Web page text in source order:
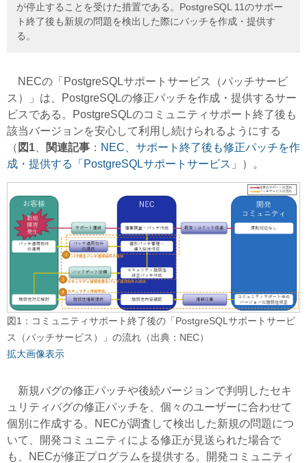
が停止することを受けた措置である。PostgreSQL 11のサポー
ト終了後も新規の問題を検出した際にパッチを作成・提供す
る。
NECの「PostgreSQLサポートサービス（パッチサービ
ス）」は、PostgreSQLの修正パッチを作成・提供するサー
ビスである。PostgreSQLのコミュニティサポート終了後も
該当バージョンを安心して利用し続けられるようにする
（ 図1 関連記事 ： NEC、サポート終了後も修正パッチを作
成・提供する「PostgreSQLサポートサービス」
）。
図1：コミュニティサポート終了後の「PostgreSQLサポートサービ
ス（パッチサービス）」の流れ（出典：NEC）
拡大画像表示
新規バグの修正パッチや後続バージョンで判明したセキ
ュリティバグの修正パッチを、個々のユーザーに合わせて
個別に作成する。NECが調査して検出した新規の問題につ
いて、開発コミュニティによる修正が見送られた場合で
も、NECが修正プログラムを提供する。開発コミュニティ